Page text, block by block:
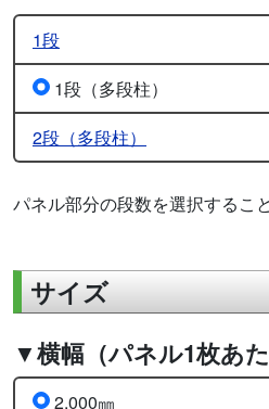
パネル部分の段数を選択するこ
1段
1段（多段柱）
2段（多段柱）
サイズ
▼横幅（パネル1枚あた
2,000㎜